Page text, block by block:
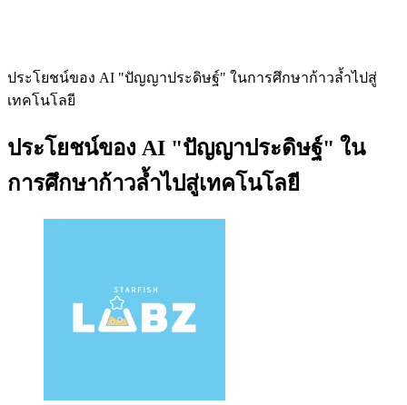
ประโยชน์ของ AI "ปัญญาประดิษฐ์" ในการศึกษาก้าวล้ำไปสู่
เทคโนโลยี
ประโยชน์ของ AI "ปัญญาประดิษฐ์" ใน
การศึกษาก้าวล้ำไปสู่เทคโนโลยี